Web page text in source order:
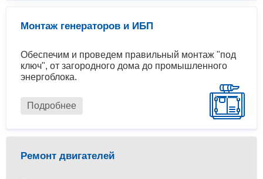
Монтаж генераторов и ИБП
Обеспечим и проведем правильный монтаж "под
ключ", от загородного дома до промышленного
энергоблока.
Подробнее
Ремонт двигателей